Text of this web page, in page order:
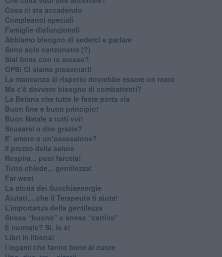
​Cosa ci sta accadendo
​Compleanni speciali
​Famiglie disfunzionali
​Abbiamo bisogno di sederci e parlare
Sono solo canzonette (?)
​Stai bene con te stesso?
​OPS! Ci siamo presentati!
​La mancanza di rispetto dovrebbe essere un reato
​Ma c’è davvero bisogno di combattenti?
​La Befana che tutte le feste porta via
Buon fine e buon principio!
​Buon Natale a tutti voi!
​Scusarsi o dire grazie?
​E’ amore o un’ossessione?
​Il prezzo della salute
​Respira... puoi farcela!
​Tutto chiede... gentilezza!
​Far west
​La storia dei Succhiaenergie
​Aiutati….che il Terapeuta ti aiuta!
​L’importanza della gentilezza
​Stress “buono” e stress “cattivo”
​È normale? Sì, lo è!
​Libri in libertà!
​I legami che fanno bene al cuore